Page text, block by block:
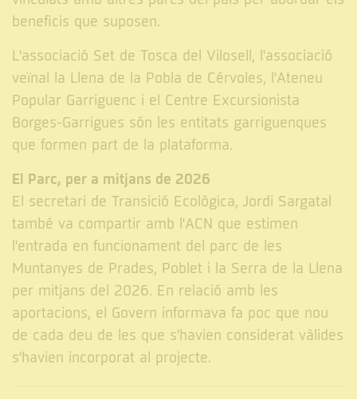
beneficis que suposen.
L'associació Set de Tosca del Vilosell, l'associació
veïnal la Llena de la Pobla de Cérvoles, l'Ateneu
Popular Garriguenc i el Centre Excursionista
Borges-Garrigues són les entitats garriguenques
que formen part de la plataforma.
El Parc, per a mitjans de 2026
El secretari de Transició Ecològica, Jordi Sargatal
també va compartir amb l'ACN que estimen
l'entrada en funcionament del parc de les
Muntanyes de Prades, Poblet i la Serra de la Llena
per mitjans del 2026. En relació amb les
aportacions, el Govern informava fa poc que nou
de cada deu de les que s'havien considerat vàlides
s'havien incorporat al projecte.